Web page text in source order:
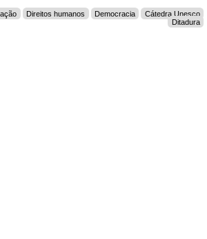
Direitos humanos Democracia
Cátedra Unesco
Ditadura